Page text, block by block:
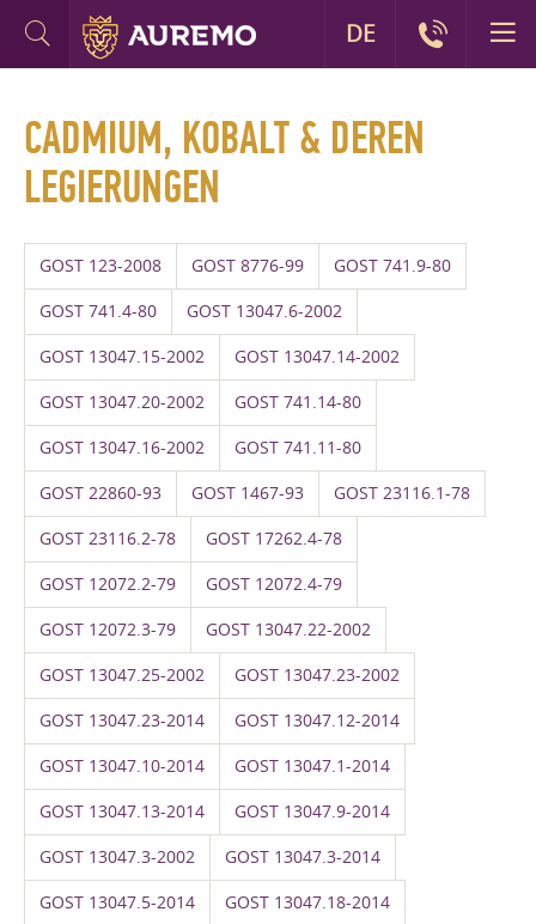
CADMIUM, KOBALT & DEREN
LEGIERUNGEN
GOST 123-2008 GOST 8776-99 GOST 741.9-80
GOST 741.4-80 GOST 13047.6-2002
GOST 13047.15-2002 GOST 13047.14-2002
GOST 13047.20-2002 GOST 741.14-80
GOST 13047.16-2002 GOST 741.11-80
GOST 22860-93 GOST 1467-93 GOST 23116.1-78
GOST 23116.2-78 GOST 17262.4-78
GOST 12072.2-79 GOST 12072.4-79
GOST 12072.3-79 GOST 13047.22-2002
GOST 13047.25-2002 GOST 13047.23-2002
GOST 13047.23-2014 GOST 13047.12-2014
GOST 13047.10-2014 GOST 13047.1-2014
GOST 13047.13-2014 GOST 13047.9-2014
GOST 13047.3-2002 GOST 13047.3-2014
GOST 13047.5-2014 GOST 13047.18-2014
DE